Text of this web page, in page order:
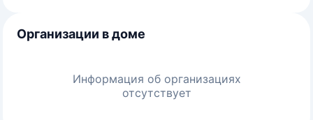
Организации в доме
Информация об организациях
отсутствует